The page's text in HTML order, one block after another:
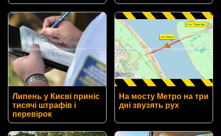
Липень у Києві приніс
тисячі штрафів і
перевірок
На мосту Метро на три
дні звузять рух